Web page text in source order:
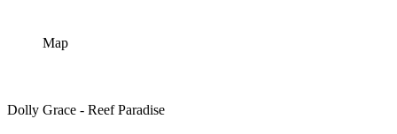
Map
Dolly Grace - Reef Paradise